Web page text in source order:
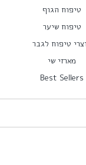
טיפוח הגוף
טיפוח שיער
טיפוח לגבר
מארזי שי
Best Sellers